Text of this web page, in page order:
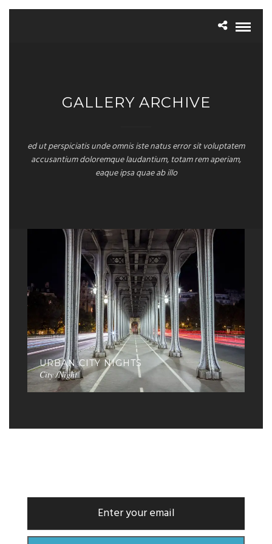
GALLERY ARCHIVE
ed ut perspiciatis unde omnis iste natus error sit voluptatem
accusantium doloremque laudantium, totam rem aperiam,
eaque ipsa quae ab illo
URBAN CITY NIGHTS
City /Night